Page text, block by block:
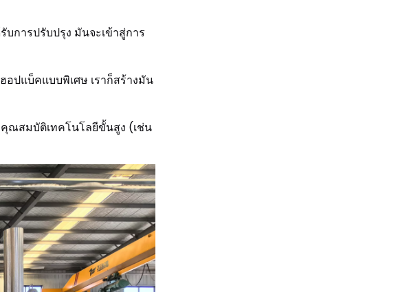
การปรับปรุง มันจะเข้าสู่การ
ปแบ็คแบบพิเศษ เราก็สร้างมัน
ณสมบัติเทคโนโลยีขั้นสูง (เช่น